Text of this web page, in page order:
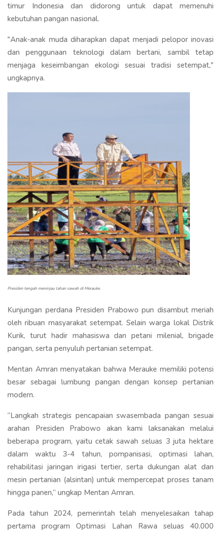
timur Indonesia dan didorong untuk dapat memenuhi
kebutuhan pangan nasional.
"Anak-anak muda diharapkan dapat menjadi pelopor inovasi
dan penggunaan teknologi dalam bertani, sambil tetap
menjaga keseimbangan ekologi sesuai tradisi setempat,"
ungkapnya.
Presiden tengah meninjau lahan sawah di Merauke.
Kunjungan perdana Presiden Prabowo pun disambut meriah
oleh ribuan masyarakat setempat. Selain warga lokal Distrik
Kurik, turut hadir mahasiswa dan petani milenial, brigade
pangan, serta penyuluh pertanian setempat.
Mentan Amran menyatakan bahwa Merauke memiliki potensi
besar sebagai lumbung pangan dengan konsep pertanian
modern.
“Langkah strategis pencapaian swasembada pangan sesuai
arahan Presiden Prabowo akan kami laksanakan melalui
beberapa program, yaitu cetak sawah seluas 3 juta hektare
dalam waktu 3-4 tahun, pompanisasi, optimasi lahan,
rehabilitasi jaringan irigasi tertier, serta dukungan alat dan
mesin pertanian (alsintan) untuk mempercepat proses tanam
hingga panen,” ungkap Mentan Amran.
Pada tahun 2024, pemerintah telah menyelesaikan tahap
pertama program Optimasi Lahan Rawa seluas 40.000